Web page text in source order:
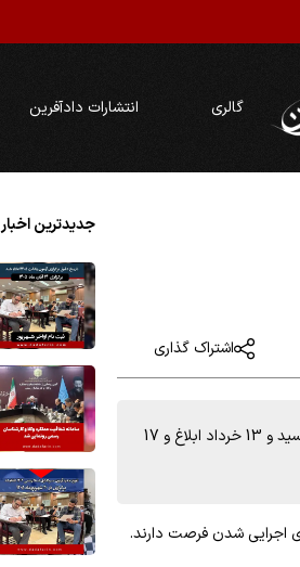
گالری انتشارات دادآفرین
اشتراک گذاری
رئیس سازمان ثبت خبر داد: این قانون در 26 اردیبهشت امسال در مجمع تشخیص مصلحت به تصویب رسید و 13 خرداد ابلاغ و 17
اجرایی شدن فرصت دارند.
جدیدترین اخبار